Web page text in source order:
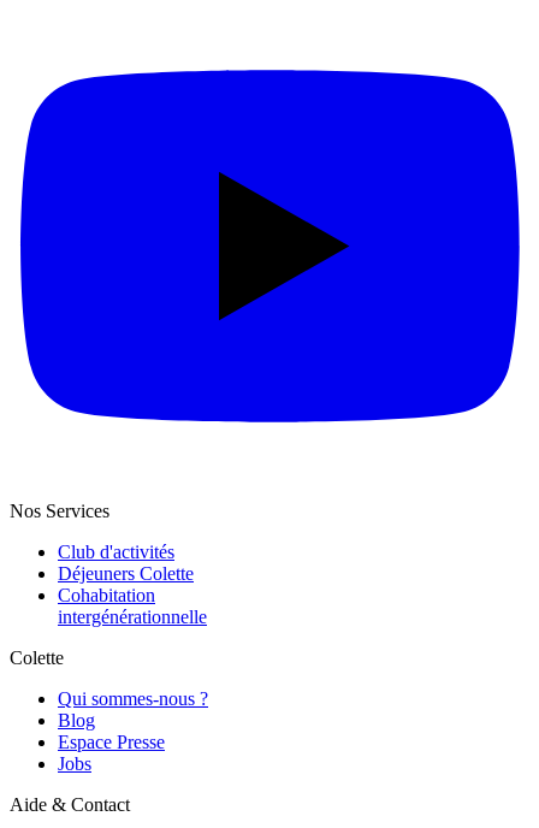
Nos Services
Club d'activités
Déjeuners Colette
Cohabitation
intergénération­nelle
Colette
Qui sommes-nous ?
Blog
Espace Presse
Jobs
Aide & Contact